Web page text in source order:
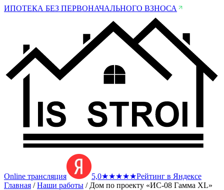
ИПОТЕКА БЕЗ ПЕРВОНАЧАЛЬНОГО ВЗНОСА
Online трансляция 5,0★★★★★Рейтинг в Яндексе
Главная /Наши работы / Дом по проекту «ИС-08 Гамма XL»